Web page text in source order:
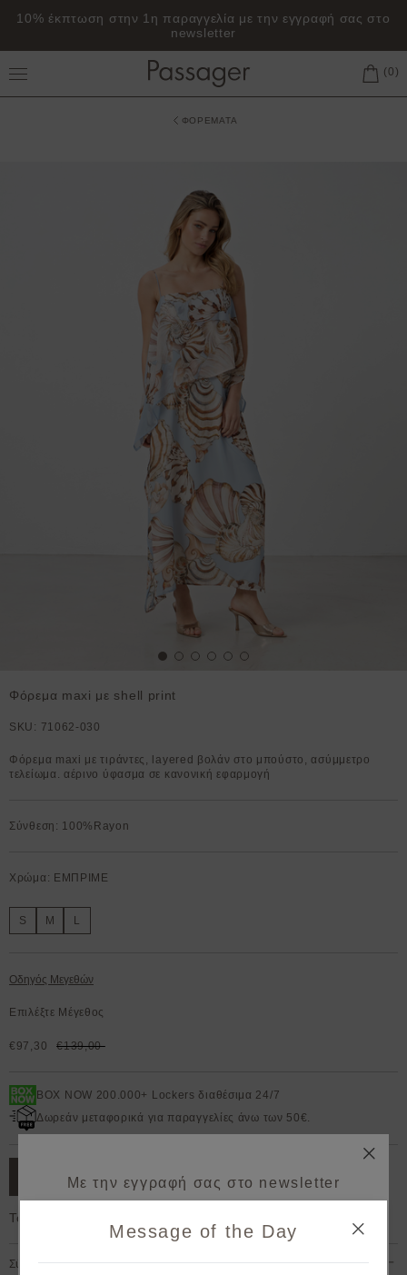
10% έκπτωση στην 1η παραγγελία με την εγγραφή σας στο
newsletter
Toggle Main Menu
ΦΟΡΕΜΑΤΑ
Φόρεμα maxi με shell print
SKU: 71062-030
Φόρεμα maxi με τιράντες, layered βολάν στο μπούστο, ασύμμετρο
τελείωμα. αέρινο ύφασμα σε κανονική εφαρμογή
Σύνθεση: 100%Rayon
Χρώμα: ΕΜΠΡΙΜΕ
S M L
Οδηγός Μεγεθών
Επιλέξτε Μέγεθος
€97,30 €139,00
BOX NOW 200.000+ Lockers διαθέσιμα 24/7
Δωρεάν μεταφορικά για παραγγελίες άνω των 50€.
ΠΡΟΣΘΗΚΗ ΣΤΟ ΚΑΛΑΘΙ
Το μοντέλο έχει ύψος 1,78cm και φοράει S
Σύνθεση & Φροντίδα
Με την εγγραφή σας στο newsletter
στην πρώτη σας παραγγελία!
Message of the Day